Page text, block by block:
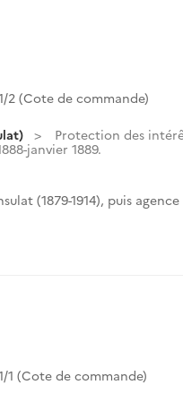
2 (Cote de commande)
Protection des
janvier 1889.
(1879-1914), puis
1 (Cote de commande)